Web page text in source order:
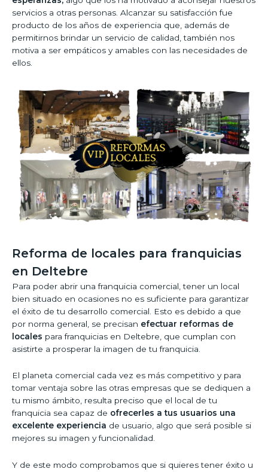
servicios a otras personas. Alcanzar su satisfacción fue
producto de los años de experiencia que, además de
permitirnos brindar un servicio de calidad, también nos
motiva a ser empáticos y amables con las necesidades de
ellos.
Reforma de locales para franquicias
en Deltebre
Para poder abrir una franquicia comercial, tener un local
bien situado en ocasiones no es suficiente para garantizar
el éxito de tu desarrollo comercial. Esto es debido a que
por norma general, se precisan efectuar reformas de
locales para franquicias en Deltebre, que cumplan con
asistirte a prosperar la imagen de tu franquicia.
El planeta comercial cada vez es más competitivo y para
tomar ventaja sobre las otras empresas que se dediquen a
tu mismo ámbito, resulta preciso que el local de tu
franquicia sea capaz de ofrecerles a tus usuarios una
excelente experiencia de usuario, algo que será posible si
mejores su imagen y funcionalidad.
Y de este modo comprobamos que si quieres tener éxito u